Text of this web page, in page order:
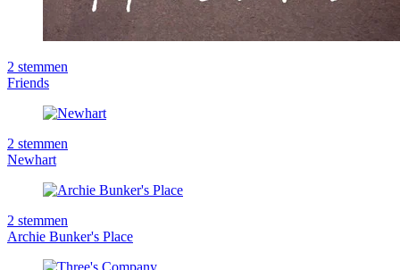
2 stemmen
Friends
2 stemmen
Newhart
2 stemmen
Archie Bunker's Place